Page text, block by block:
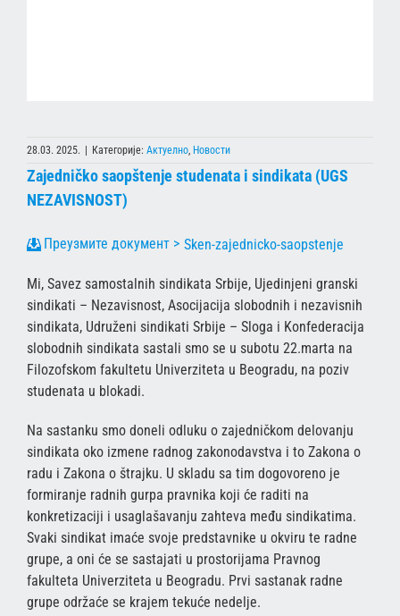
28.03. 2025. Категорије: Актуелно, Новости
Zajedničko saopštenje studenata i sindikata (UGS
NEZAVISNOST)
Sken-zajednicko-saopstenje
Mi, Savez samostalnih sindikata Srbije, Ujedinjeni granski
sindikati – Nezavisnost, Asocijacija slobodnih i nezavisnih
sindikata, Udruženi sindikati Srbije – Sloga i Konfederacija
slobodnih sindikata sastali smo se u subotu 22.marta na
Filozofskom fakultetu Univerziteta u Beogradu, na poziv
studenata u blokadi.
Na sastanku smo doneli odluku o zajedničkom delovanju
sindikata oko izmene radnog zakonodavstva i to Zakona o
radu i Zakona o štrajku. U skladu sa tim dogovoreno je
formiranje radnih gurpa pravnika koji će raditi na
konkretizaciji i usaglašavanju zahteva među sindikatima.
Svaki sindikat imaće svoje predstavnike u okviru te radne
grupe, a oni će se sastajati u prostorijama Pravnog
fakulteta Univerziteta u Beogradu. Prvi sastanak radne
grupe održaće se krajem tekuće nedelje.